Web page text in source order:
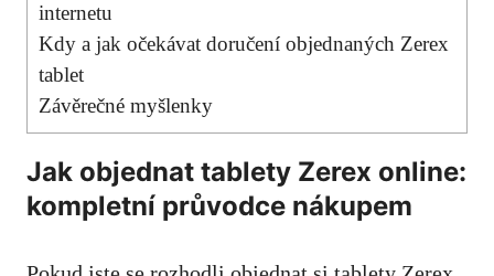
internetu
Kdy a jak očekávat doručení objednaných Zerex
tablet
Závěrečné myšlenky
Jak objednat tablety Zerex online:
kompletní průvodce nákupem